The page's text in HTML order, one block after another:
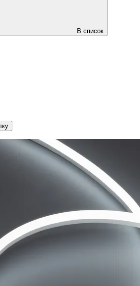
В список